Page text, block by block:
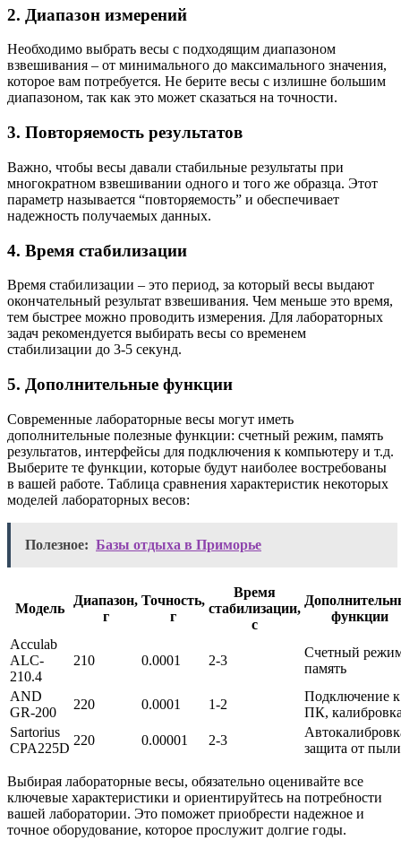
2. Диапазон измерений
Необходимо выбрать весы с подходящим диапазоном
взвешивания – от минимального до максимального значения,
которое вам потребуется. Не берите весы с излишне большим
диапазоном, так как это может сказаться на точности.
3. Повторяемость результатов
Важно, чтобы весы давали стабильные результаты при
многократном взвешивании одного и того же образца. Этот
параметр называется “повторяемость” и обеспечивает
надежность получаемых данных.
4. Время стабилизации
Время стабилизации – это период, за который весы выдают
окончательный результат взвешивания. Чем меньше это время,
тем быстрее можно проводить измерения. Для лабораторных
задач рекомендуется выбирать весы со временем
стабилизации до 3-5 секунд.
5. Дополнительные функции
Современные лабораторные весы могут иметь
дополнительные полезные функции: счетный режим, память
результатов, интерфейсы для подключения к компьютеру и т.д.
Выберите те функции, которые будут наиболее востребованы
в вашей работе. Таблица сравнения характеристик некоторых
моделей лабораторных весов:
Полезное: Базы отдыха в Приморье
Модель
Диапазон,
г
Точность,
г
Время
стабилизации,
с
функции
Acculab
ALC-
210.4
210 0.0001 2-3
Счетный
память
AND
GR-200
220 0.0001 1-2
Подключение к
ПК,
Sartorius
CPA225D
220 0.00001 2-3
защита от пыли
Выбирая лабораторные весы, обязательно оценивайте все
ключевые характеристики и ориентируйтесь на потребности
вашей лаборатории. Это поможет приобрести надежное и
точное оборудование, которое прослужит долгие годы.